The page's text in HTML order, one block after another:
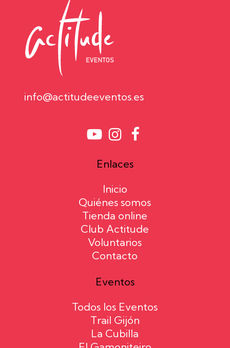
info@actitudeeventos.es
Enlaces
Inicio
Quiénes somos
Tienda online
Club Actitude
Voluntarios
Contacto
Eventos
Todos los Eventos
Trail Gijón
La Cubilla